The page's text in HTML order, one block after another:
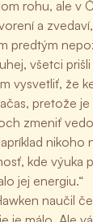
rohu, ale v
a
predtým
všetci
vysvetliť, že
pretože
zmeniť
nikoho
kde výuka
jej energiu.“
naučil